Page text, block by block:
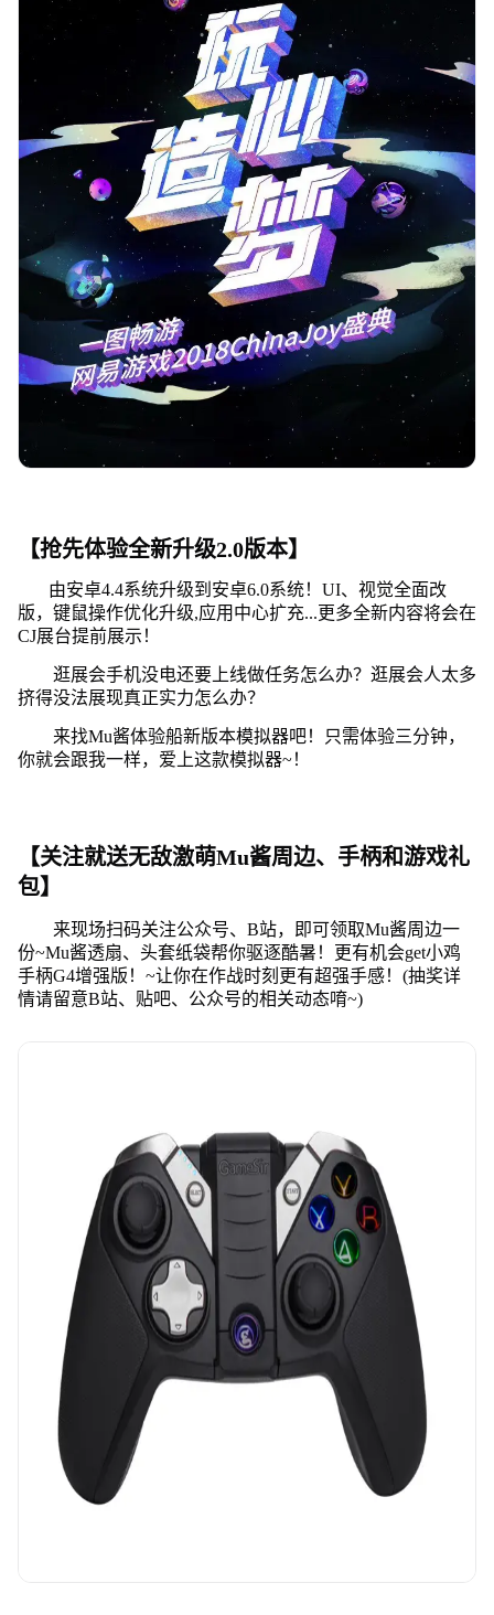
【抢先体验全新升级2.0版本】
由安卓4.4系统升级到安卓6.0系统！UI、视觉全面改
版，键鼠操作优化升级,应用中心扩充...更多全新内容将会在
CJ展台提前展示！
逛展会手机没电还要上线做任务怎么办？逛展会人太多
挤得没法展现真正实力怎么办？
来找Mu酱体验船新版本模拟器吧！只需体验三分钟，
你就会跟我一样，爱上这款模拟器~！
【关注就送无敌激萌Mu酱周边、手柄和游戏礼
包】
来现场扫码关注公众号、B站，即可领取Mu酱周边一
份~Mu酱透扇、 头套纸袋帮你驱逐酷暑！更有机会get小鸡
手柄G4增强版 ！~让你在作战时刻更有超强手感！ (抽奖详
情请留意B站、贴吧、公众号的相关动态唷~)